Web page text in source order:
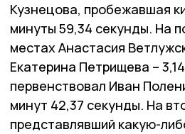
Кузнецова, пробежавшая
минуты 59,34 секунды. На
местах Анастасия
Екатерина Петрищева –
первенствовал Иван
минут 42,37 секунды. На
представлявший какую-